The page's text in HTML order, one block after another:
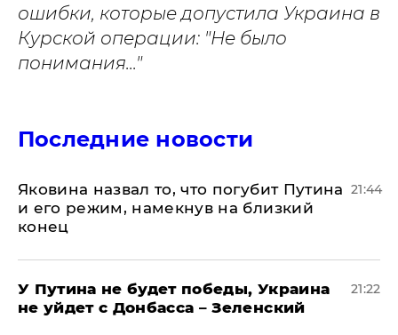
ошибки, которые допустила Украина в
Курской операции: "Не было
понимания..."
Последние новости
Яковина назвал то, что погубит Путина
и его режим, намекнув на близкий
конец
21:44
У Путина не будет победы, Украина
не уйдет с Донбасса – Зеленский
21:22